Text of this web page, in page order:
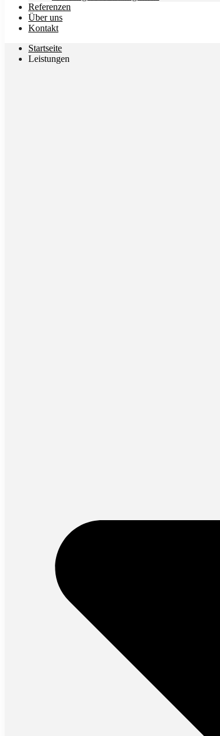
Referenzen
Über uns
Kontakt
Startseite
Leistungen